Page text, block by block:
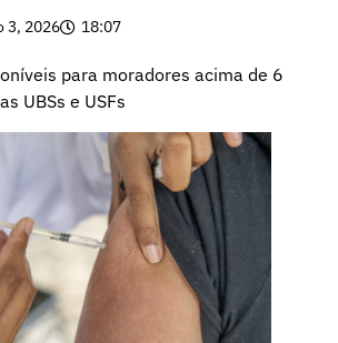
3, 2026 18:07
para moradores acima de 6
UBSs e USFs